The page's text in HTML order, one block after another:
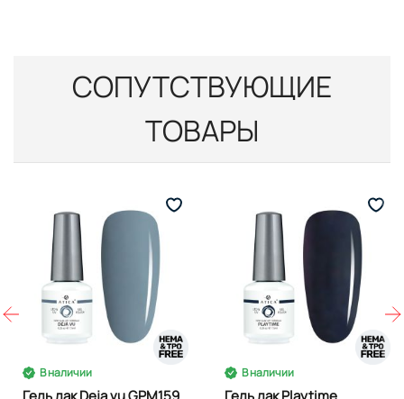
СОПУТСТВУЮЩИЕ
ТОВАРЫ
В наличии В наличии